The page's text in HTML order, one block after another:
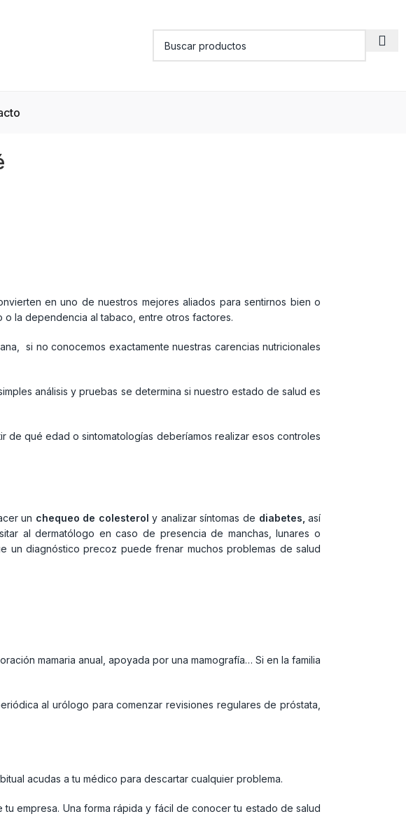
en uno de nuestros mejores aliados para sentirnos bien o
o la dependencia al tabaco, entre otros factores.
si no conocemos exactamente nuestras carencias nutricionales
análisis y pruebas se determina si nuestro estado de salud es
de qué edad o sintomatologías deberíamos realizar esos controles
un chequeo de colesterol y analizar síntomas de diabetes, así
al dermatólogo en caso de presencia de manchas, lunares o
un diagnóstico precoz puede frenar muchos problemas de salud
mamaria anual, apoyada por una mamografía… Si en la familia
al urólogo para comenzar revisiones regulares de próstata,
acudas a tu médico para descartar cualquier problema.
empresa. Una forma rápida y fácil de conocer tu estado de salud